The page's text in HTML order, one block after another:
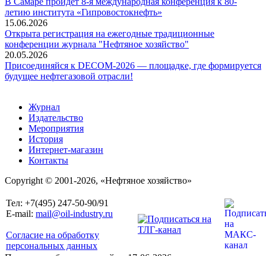
летию института «Гипровостокнефть»
15.06.2026
Открыта регистрация на ежегодные традиционные
конференции журнала "Нефтяное хозяйство"
20.05.2026
Присоединяйся к DECOM-2026 — площадке, где формируется
будущее нефтегазовой отрасли!
Журнал
Издательство
Мероприятия
История
Интернет-магазин
Контакты
Copyright © 2001-2026, «Нефтяное хозяйство»
Тел: +7(495) 247-50-90/91
E-mail: mail@oil-industry.ru
Согласие на обработку
персональных данных